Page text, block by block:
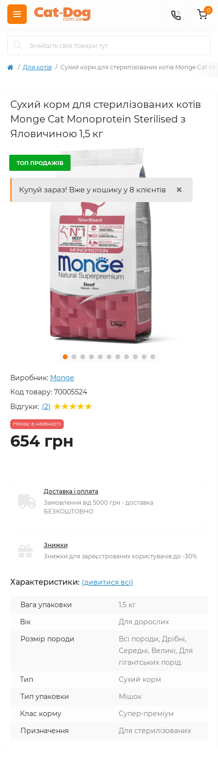
0
Для котів Сухий корм для стерилізованих котів Monge Cat
Сухий корм для стерилізованих котів
Monge Cat Monoprotein Sterilised з
Яловичиною 1,5 кг
Купуй зараз! Вже у кошику у 8 клієнтів ×
ТОП ПРОДАЖІВ
Виробник: Monge
Код товару: 70005524
Відгуки: (2)
Немає в наявності
654 грн
Доставка і оплата
Замовлення від 5000 грн - доставка
БЕЗКОШТОВНО
Знижки
Знижки для зареєстрованих користувачів до -30%
Характеристики: (дивитися всі)
Вага упаковки
1.5 кг
Вік
Для дорослих
Розмір породи
Всі породи, Дрібні,
Середні, Великі, Для
гігантських порід
Тип
Сухий корм
Тип упаковки
Мішок
Клас корму
Супер-преміум
Призначення
Для стерилізованих